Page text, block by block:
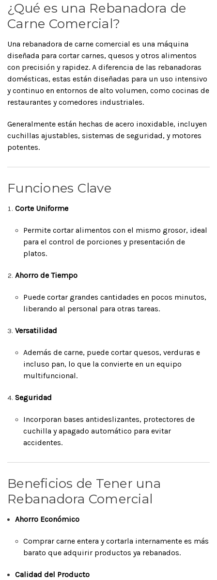
¿Qué es una Rebanadora de
Carne Comercial?
Una rebanadora de carne comercial es una máquina
diseñada para cortar carnes, quesos y otros alimentos
con precisión y rapidez. A diferencia de las rebanadoras
domésticas, estas están diseñadas para un uso intensivo
y continuo en entornos de alto volumen, como cocinas de
restaurantes y comedores industriales.
Generalmente están hechas de acero inoxidable, incluyen
cuchillas ajustables, sistemas de seguridad, y motores
potentes.
Funciones Clave
Corte Uniforme
Permite cortar alimentos con el mismo grosor, ideal
para el control de porciones y presentación de
platos.
Ahorro de Tiempo
Puede cortar grandes cantidades en pocos minutos,
liberando al personal para otras tareas.
Versatilidad
Además de carne, puede cortar quesos, verduras e
incluso pan, lo que la convierte en un equipo
multifuncional.
Seguridad
Incorporan bases antideslizantes, protectores de
cuchilla y apagado automático para evitar
accidentes.
Beneficios de Tener una
Rebanadora Comercial
Ahorro Económico
Comprar carne entera y cortarla internamente es más
barato que adquirir productos ya rebanados.
Calidad del Producto